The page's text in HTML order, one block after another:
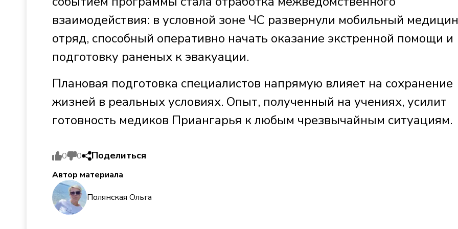
взаимодействия: в условной зоне ЧС развернули мобильный
отряд, способный оперативно начать оказание экстренной помощи и
подготовку раненых к эвакуации.
Плановая подготовка специалистов напрямую влияет на сохранение
жизней в реальных условиях. Опыт, полученный на учениях, усилит
готовность медиков Приангарья к любым чрезвычайным ситуациям.
0 0 Поделиться
Автор материала
Полянская Ольга